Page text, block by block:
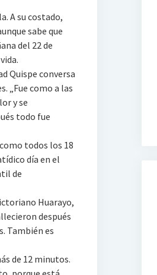
A su costado,
sabe que
del 22 de
Quispe conversa
„Fue como a las
y se
todo fue
todos los 18
día en el
de
Huarayo,
después
También es
de 12 minutos.